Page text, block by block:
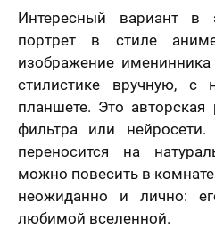
Интересный вариант в
портрет в стиле
изображение
стилистике вручную, с
планшете. Это авторская
фильтра или нейросети.
переносится на
можно повесить в
неожиданно и лично:
любимой вселенной.